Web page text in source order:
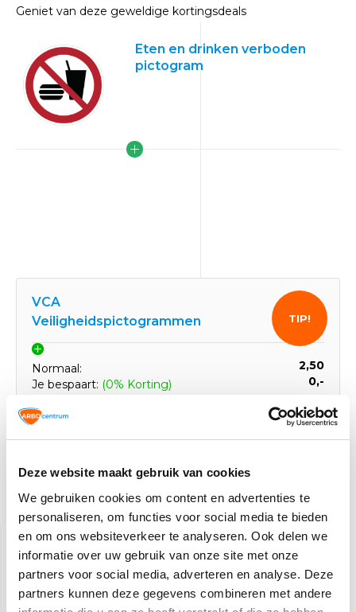
Deze website maakt gebruik van cookies
We gebruiken cookies om content en advertenties te
personaliseren, om functies voor social media te bieden
en om ons websiteverkeer te analyseren. Ook delen we
informatie over uw gebruik van onze site met onze
partners voor social media, adverteren en analyse. Deze
partners kunnen deze gegevens combineren met andere
Geniet van deze geweldige kortingsdeals
Eten en drinken verboden
pictogram
VCA
Veiligheidspictogrammen
Normaal:
2,50
Je bespaart: (0% Korting) 0,-
Totaalbedrag: 2,50
TIP!
Tijdelijk uitverkocht
Gerelateerde producten